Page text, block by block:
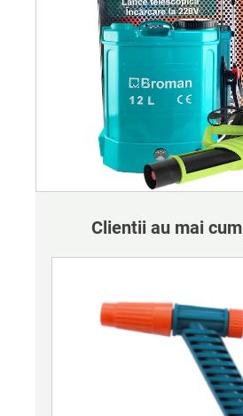
Clientii au mai